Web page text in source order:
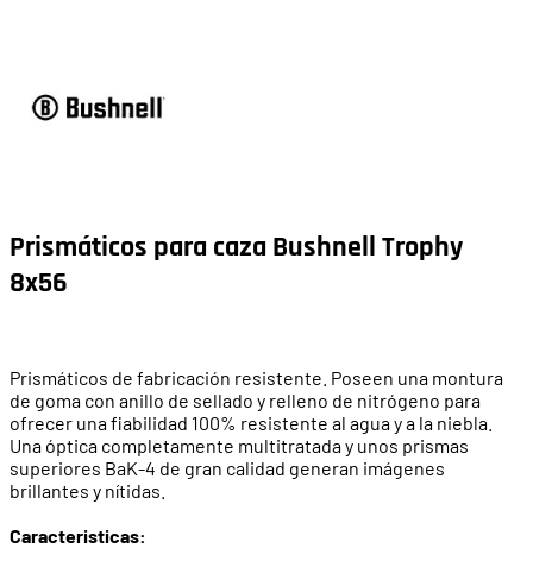
Prismáticos para caza Bushnell Trophy
8x56
Prismáticos de fabricación resistente. Poseen una montura
de goma con anillo de sellado y relleno de nitrógeno para
ofrecer una fiabilidad 100% resistente al agua y a la niebla.
Una óptica completamente multitratada y unos prismas
superiores BaK-4 de gran calidad generan imágenes
brillantes y nítidas.
Caracteristicas: